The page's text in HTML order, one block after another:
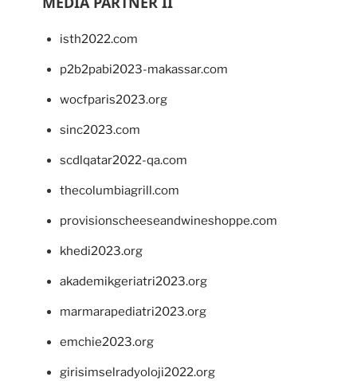
isth2022.com
p2b2pabi2023-makassar.com
wocfparis2023.org
sinc2023.com
scdlqatar2022-qa.com
thecolumbiagrill.com
provisionscheeseandwineshoppe.com
khedi2023.org
akademikgeriatri2023.org
marmarapediatri2023.org
emchie2023.org
girisimselradyoloji2022.org